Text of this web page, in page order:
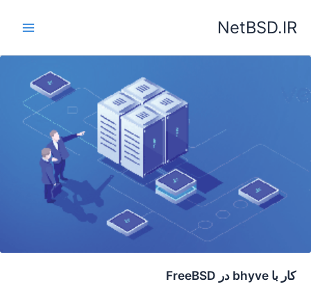
NetBSD.IR
کار با bhyve در FreeBSD